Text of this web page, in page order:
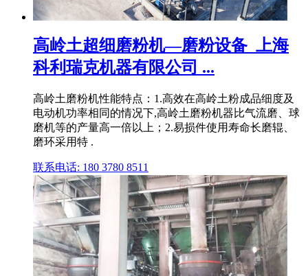
高岭土超细磨粉机—磨粉设备_上海
科利瑞克机器有限公司 ...
高岭土磨粉机性能特点：1.高效在高岭土粉成品细度及
电动机功率相同的情况下,高岭土磨粉机器比气流磨、球
磨机等的产量高一倍以上；2.易损件使用寿命长磨辊、
磨环采用特 .
联系电话: 180 3780 8511